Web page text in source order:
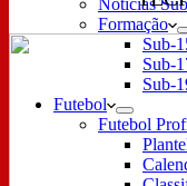
Notícias
Formação
Sub-
Sub-
Sub-
Futebol
Futebol